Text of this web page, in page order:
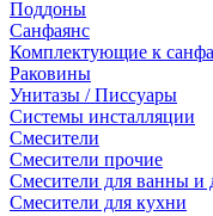
Поддоны
Санфаянс
Комплектующие к
Раковины
Унитазы / Писсуары
Системы инсталляции
Смесители
Смесители прочие
Смесители для ванны и
Смесители для кухни